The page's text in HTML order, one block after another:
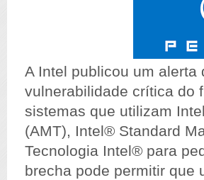
A Intel publicou um
vulnerabilidade crítica do
sistemas que utilizam
(AMT), Intel® Standard
Tecnologia Intel® para
brecha pode permitir que